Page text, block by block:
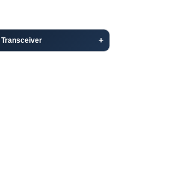
Transceiver